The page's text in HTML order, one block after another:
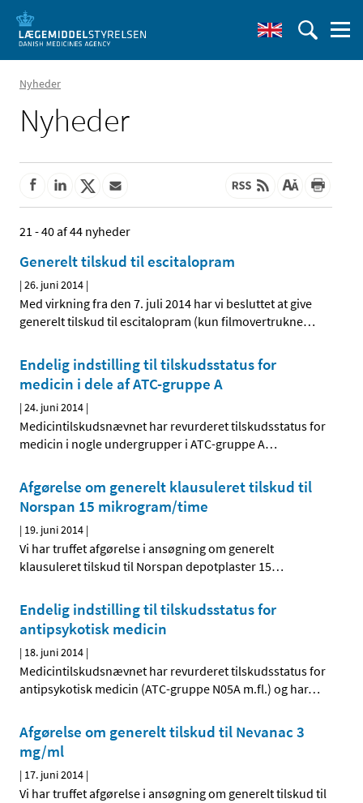
Nyheder
Nyheder
21 - 40 af 44 nyheder
Generelt tilskud til escitalopram
|26. juni 2014 |
Med virkning fra den 7. juli 2014 har vi besluttet at give
generelt tilskud til escitalopram (kun filmovertrukne…
Endelig indstilling til tilskudsstatus for
medicin i dele af ATC-gruppe A
|24. juni 2014 |
Medicintilskudsnævnet har revurderet tilskudsstatus for
medicin i nogle undergrupper i ATC-gruppe A…
Afgørelse om generelt klausuleret tilskud til
Norspan 15 mikrogram/time
| 19. juni 2014 |
Vi har truffet afgørelse i ansøgning om generelt
klausuleret tilskud til Norspan depotplaster 15…
Endelig indstilling til tilskudsstatus for
antipsykotisk medicin
| 18. juni 2014 |
Medicintilskudsnævnet har revurderet tilskudsstatus for
antipsykotisk medicin (ATC-gruppe N05A m.fl.) og har…
Afgørelse om generelt tilskud til Nevanac 3
mg/ml
| 17. juni 2014 |
Vi har truffet afgørelse i ansøgning om generelt tilskud til